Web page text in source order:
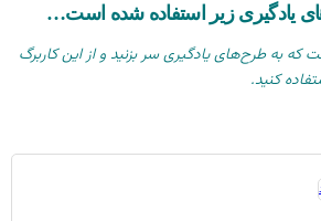
یادگیری زیر استفاده شده است…
به طرح‌های یادگیری سر بزنید و از این کاربرگ
کنید.